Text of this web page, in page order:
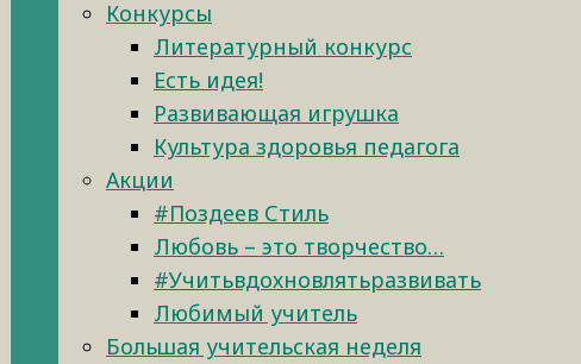
Конкурсы
Литературный конкурс
Есть идея!
Развивающая игрушка
Культура здоровья педагога
Акции
#Поздеев Стиль
Любовь – это творчество…
#Учитьвдохновлятьразвивать
Любимый учитель
Большая учительская неделя